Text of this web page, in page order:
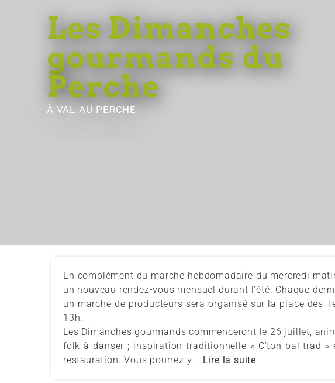
Les Dimanches
gourmands du
Perche
À VAL-AU-PERCHE
En complément du marché hebdomadaire du mercredi
un nouveau rendez-vous mensuel durant l’été. Chaque
un marché de producteurs sera organisé sur la place des
13h.
Les Dimanches gourmands commenceront le 26 juillet,
folk à danser ; inspiration traditionnelle « C’ton bal trad »
restauration. Vous pourrez y... Lire la suite